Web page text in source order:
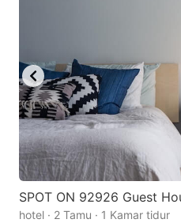
SPOT ON 92926 Guest
hotel · 2 Tamu · 1 Kamar tidur